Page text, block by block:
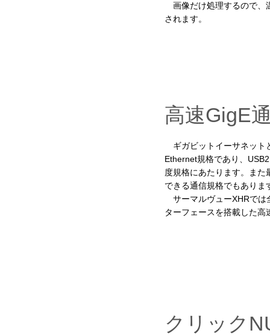
画像だけ処理するので、
されます。
高速GigE
ギガビットイーサネット
Ethernet規格であり、
度規格にあたります。ま
できる通信規格でもありま
サーマルヴューXHRでは
ターフェースを搭載した
クリック